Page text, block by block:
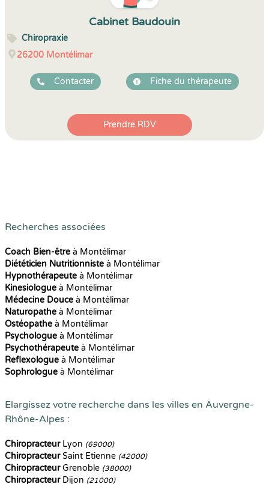
Cabinet Baudouin
Chiropraxie
26200 Montélimar
Contacter Fiche du thérapeute
Prendre RDV
Recherches associées
Coach Bien-être à Montélimar
Diététicien Nutritionniste à Montélimar
Hypnothérapeute à Montélimar
Kinesiologue à Montélimar
Médecine Douce à Montélimar
Naturopathe à Montélimar
Ostéopathe à Montélimar
Psychologue à Montélimar
Psychothérapeute à Montélimar
Reflexologue à Montélimar
Sophrologue à Montélimar
Elargissez votre recherche dans les villes en Auvergne-
Rhône-Alpes :
ChiropracteurLyon (69000)
ChiropracteurSaint Etienne (42000)
ChiropracteurGrenoble (38000)
ChiropracteurDijon (21000)